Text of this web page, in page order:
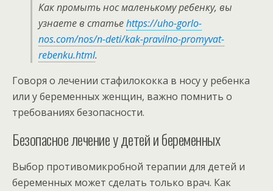
Как промыть нос маленькому ребенку, вы
узнаете в статьеhttps://uho-gorlo-
nos.com/nos/n-deti/kak-pravilno-promyvat-
rebenku.html.
Говоря о лечении стафилококка в носу у ребенка
или у беременных женщин, важно помнить о
требованиях безопасности.
Безопасное лечение у детей и беременных
Выбор противомикробной терапии для детей и
беременных может сделать только врач. Как